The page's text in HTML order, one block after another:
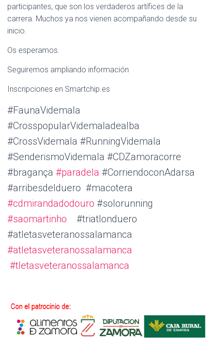
participantes, que son los verdaderos artífices de la
carrera. Muchos ya nos vienen acompañando desde su
inicio.
Os esperamos.
Seguiremos ampliando información
Inscripciones en Smartchip.es
#FaunaVidemala
#CrosspopularVidemaladealba
#CrossVidemala #RunningVidemala
#SenderismoVidemala #CDZamoracorre
#bragança #paradela #CorriendoconAdarsa
#arribesdelduero #macotera
#cdmirandadodouro #solorunning
#saomartinho
#triatlonduero
#atletasveteranossalamanca
#atletasveteranossalamanca
#tletasveteranossalamanca